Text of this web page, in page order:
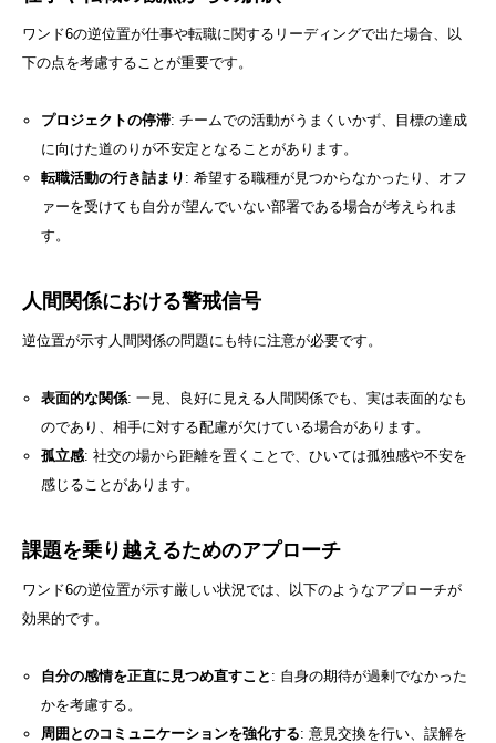
ワンド6の逆位置が仕事や転職に関するリーディングで出た場合、以
下の点を考慮することが重要です。
プロジェクトの停滞: チームでの活動がうまくいかず、目標の達成
に向けた道のりが不安定となることがあります。
転職活動の行き詰まり : 希望する職種が見つからなかったり、オフ
ァーを受けても自分が望んでいない部署である場合が考えられま
す。
人間関係における警戒信号
逆位置が示す人間関係の問題にも特に注意が必要です。
表面的な関係: 一見、良好に見える人間関係でも、実は表面的なも
のであり、相手に対する配慮が欠けている場合があります。
孤立感: 社交の場から距離を置くことで、ひいては孤独感や不安を
感じることがあります。
課題を乗り越えるためのアプローチ
ワンド6の逆位置が示す厳しい状況では、以下のようなアプローチが
効果的です。
自分の感情を正直に見つめ直すこと : 自身の期待が過剰でなかった
かを考慮する。
周囲とのコミュニケーションを強化する: 意見交換を行い、誤解を